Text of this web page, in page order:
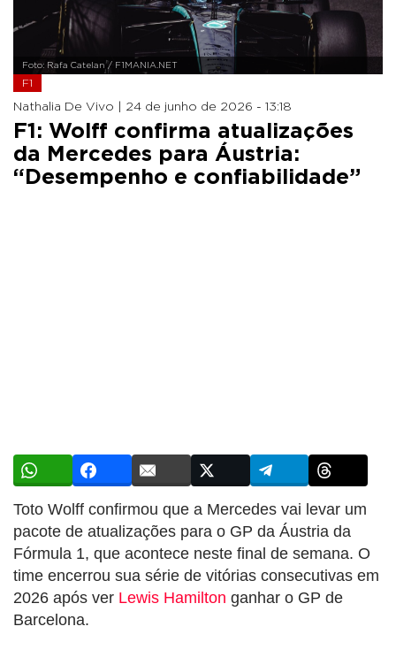
Foto: Rafa Catelan / F1MANIA.NET
F1
Nathalia De Vivo | 24 de junho de 2026 - 13:18
F1: Wolff confirma atualizações
da Mercedes para Áustria:
“Desempenho e confiabilidade”
Toto Wolff confirmou que a Mercedes vai levar um
pacote de atualizações para o GP da Áustria da
Fórmula 1, que acontece neste final de semana. O
time encerrou sua série de vitórias consecutivas em
2026 após ver Lewis Hamilton ganhar o GP de
Barcelona.